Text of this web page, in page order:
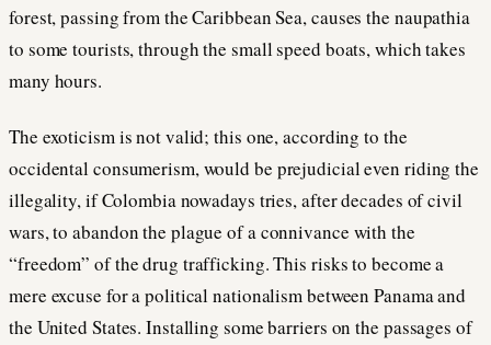
forest, passing from the Caribbean Sea, causes the naupathia
to some tourists, through the small speed boats, which takes
many hours.
The exoticism is not valid; this one, according to the
occidental consumerism, would be prejudicial even riding the
illegality, if Colombia nowadays tries, after decades of civil
wars, to abandon the plague of a connivance with the
“freedom” of the drug trafficking. This risks to become a
mere excuse for a political nationalism between Panama and
the United States. Installing some barriers on the passages of